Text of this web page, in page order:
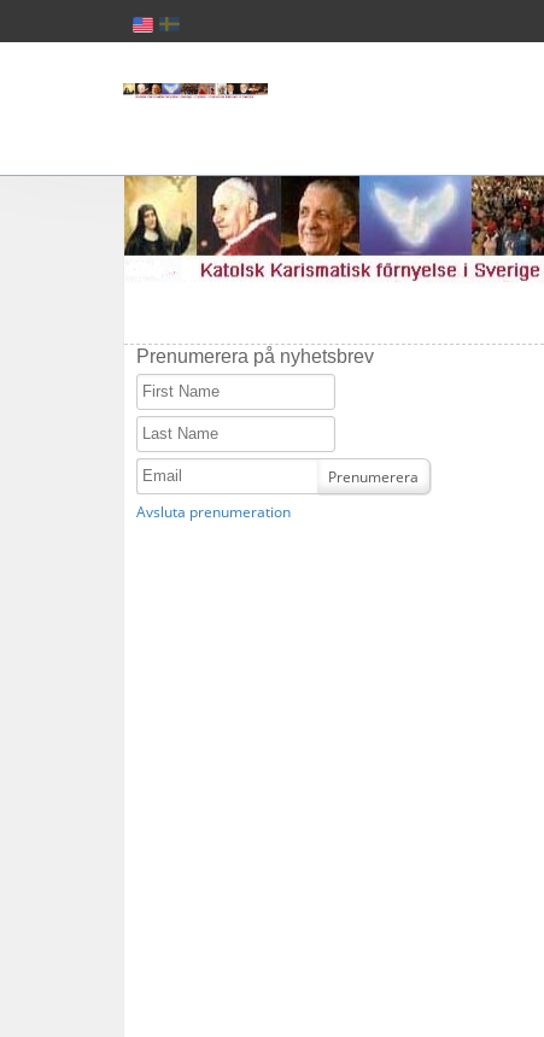
Prenumerera på nyhetsbrev
First Name
Last Name
Email
Prenumerera
Avsluta prenumeration